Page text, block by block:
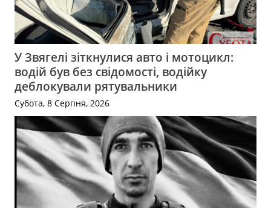
У Звягелі зіткнулися авто і мотоцикл:
водій був без свідомості, водійку
деблокували рятувальники
Субота, 8 Серпня, 2026